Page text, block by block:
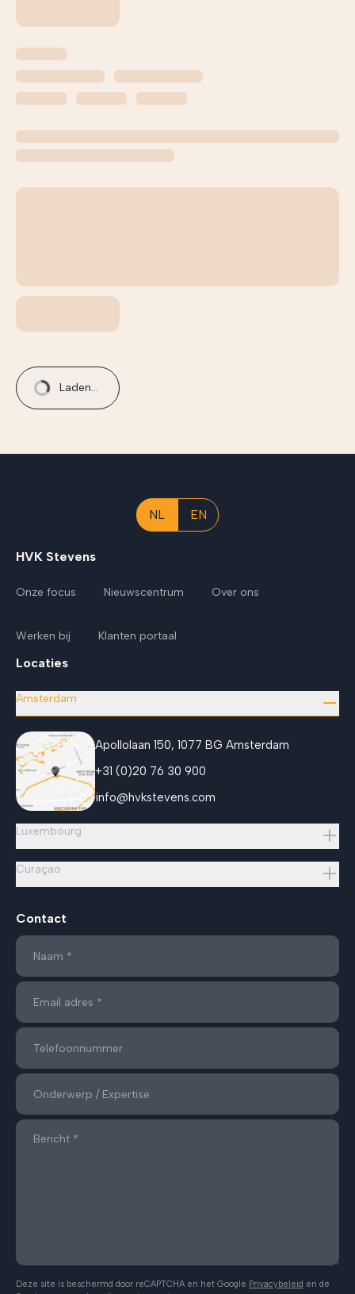
Laden...
NL EN
HVK Stevens
Onze focus Nieuwscentrum Over ons
Werken bij Klanten portaal
Locaties
Amsterdam
Apollolaan 150, 1077 BG Amsterdam
+31 (0)20 76 30 900
info@hvkstevens.com
Luxembourg
Curaçao
Contact
Deze site is beschermd door reCAPTCHA en het Google Privacybeleid en de